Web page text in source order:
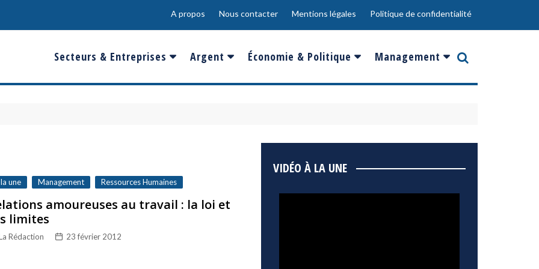
A propos Nous contacter Mentions légales Politique de confidentialité
Secteurs & Entreprises
Banques & Finances
Défense & Aéronautique
Santé & Biotechnologie
Argent
Salaire
Epargne & Placements
Économie & Politique
France
Management
Innovation
une Management Ressources Humaines
amoureuses au travail : la loi et
limites
Rédaction 23 février 2012
VIDÉO À LA UNE